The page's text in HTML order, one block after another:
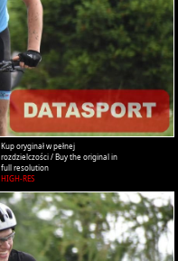
Kup oryginał w pełnej
rozdzielczości / Buy the original in
full resolution
HIGH-RES